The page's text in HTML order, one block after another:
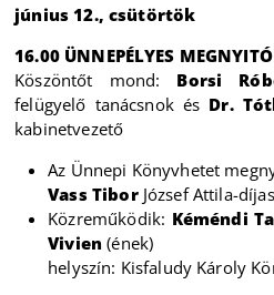
június 12., csütörtök
16.00 ÜNNEPÉLYES MEGNYITÓ
Köszöntőt mond: Borsi
felügyelő tanácsnok és Dr.
kabinetvezető
Az Ünnepi Könyvhetet
Vass TiborJózsef Attila-
Közreműködik: Kéméndi
Vivien (ének)
helyszín: Kisfaludy Károly